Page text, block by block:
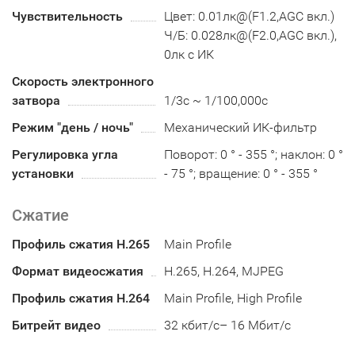
Чувствительность
Цвет: 0.01лк@(F1.2,AGC вкл.)
Ч/Б: 0.028лк@(F2.0,AGC вкл.),
0лк с ИК
Скорость электронного
затвора
1/3с ~ 1/100,000с
Режим "день / ночь"
Механический ИК-фильтр
Регулировка угла
установки
Поворот: 0 ° - 355 °; наклон: 0 °
- 75 °; вращение: 0 ° - 355 °
Сжатие
Профиль сжатия H.265
Main Profile
Формат видеосжатия
H.265, H.264, MJPEG
Профиль сжатия H.264
Main Profile, High Profile
Битрейт видео
32 кбит/с– 16 Мбит/с